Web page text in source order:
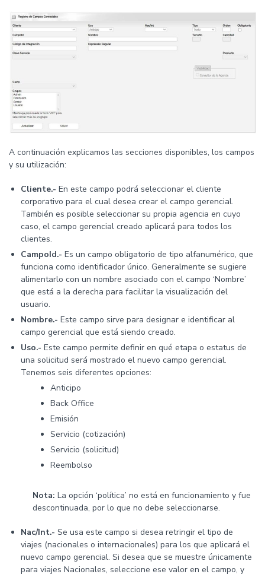
A continuación explicamos las secciones disponibles, los campos
y su utilización:
Cliente.- En este campo podrá seleccionar el cliente
corporativo para el cual desea crear el campo gerencial.
También es posible seleccionar su propia agencia en cuyo
caso, el campo gerencial creado aplicará para todos los
clientes.
CampoId.- Es un campo obligatorio de tipo alfanumérico, que
funciona como identificador único. Generalmente se sugiere
alimentarlo con un nombre asociado con el campo ‘Nombre’
que está a la derecha para facilitar la visualización del
usuario.
Nombre.- Este campo sirve para designar e identificar al
campo gerencial que está siendo creado.
Uso.- Este campo permite definir en qué etapa o estatus de
una solicitud será mostrado el nuevo campo gerencial.
Tenemos seis diferentes opciones:
Anticipo
Back Office
Emisión
Servicio (cotización)
Servicio (solicitud)
Reembolso
Nota: La opción ‘política’ no está en funcionamiento y fue
descontinuada, por lo que no debe seleccionarse.
Nac/Int.- Se usa este campo si desea retringir el tipo de
viajes (nacionales o internacionales) para los que aplicará el
nuevo campo gerencial. Si desea que se muestre únicamente
para viajes Nacionales, seleccione ese valor en el campo, y